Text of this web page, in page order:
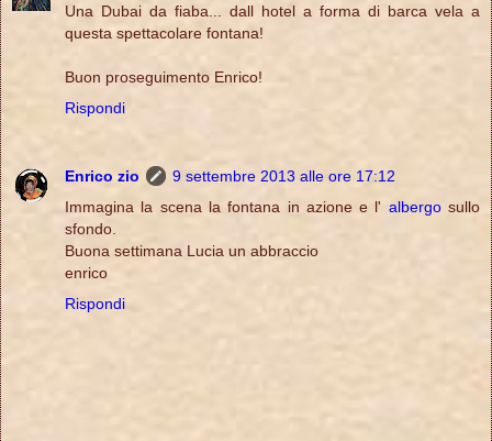
Una Dubai da fiaba... dall hotel a forma di barca vela a
questa spettacolare fontana!
Buon proseguimento Enrico!
Rispondi
Enrico zio
9 settembre 2013 alle ore 17:12
Immagina la scena la fontana in azione e l' albergosullo
sfondo.
Buona settimana Lucia un abbraccio
enrico
Rispondi